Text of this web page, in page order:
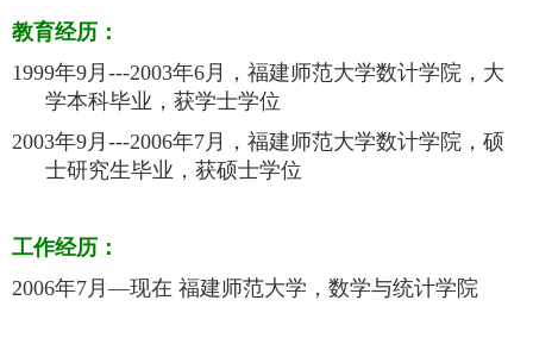
教育经历：
1999年9 月 ---2003年6 月，福建师范大学数计学院，大
学本科毕业，获学士学位
2003年9 月 ---2006年7 月，福建师范大学数计学院，硕
士研究生毕业，获硕士学位
工作经历：
2006年7 月 —现在 福建师范大学，数学与统计学院